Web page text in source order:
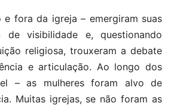
e fora da igreja – emergiram suas
de visibilidade e, questionando
religiosa, trouxeram a debate
e articulação. Ao longo dos
– as mulheres foram alvo de
Muitas igrejas, se não foram as